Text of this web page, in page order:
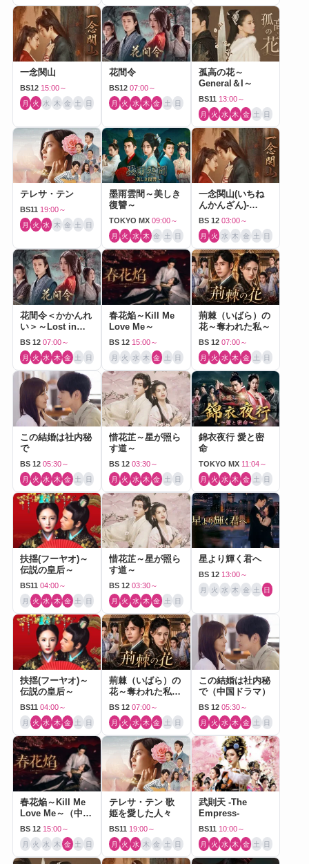
一念関山
BS12 15:00～
月 火 水 木 金 土 日
花間令
BS12 07:00～
月 火 水 木 金 土 日
孤高の花～
General＆I～
BS11 13:00～
月 火 水 木 金 土 日
テレサ・テン
BS11 19:00～
月 火 水 木 金 土 日
墨雨雲間～美しき
復讐～
TOKYO MX 09:00～
月 火 水 木 金 土 日
一念関山(いちね
んかんざん)-
Journey to Love-
BS 12 03:00～
月 火 水 木 金 土 日
花間令＜かかんれ
い＞～Lost in
Love～
BS 12 07:00～
月 火 水 木 金 土 日
春花焔～Kill Me
Love Me～
BS 12 15:00～
月 火 水 木 金 土 日
荊棘（いばら）の
花～奪われた私～
BS 12 07:00～
月 火 水 木 金 土 日
この結婚は社内秘
で
BS 12 05:30～
月 火 水 木 金 土 日
惜花芷～星が照ら
す道～
BS 12 03:30～
月 火 水 木 金 土 日
錦衣夜行 愛と密
命
TOKYO MX 11:04～
月 火 水 木 金 土 日
扶揺(フーヤオ)～
伝説の皇后～
BS11 04:00～
月 火 水 木 金 土 日
惜花芷～星が照ら
す道～
BS 12 03:30～
月 火 水 木 金 土 日
星より輝く君へ
BS 12 13:00～
月 火 水 木 金 土 日
扶揺(フーヤオ)～
伝説の皇后～
BS11 04:00～
月 火 水 木 金 土 日
荊棘（いばら）の
花～奪われた私～
（中国ドラマ）
BS 12 07:00～
月 火 水 木 金 土 日
この結婚は社内秘
で（中国ドラマ）
BS 12 05:30～
月 火 水 木 金 土 日
春花焔～Kill Me
Love Me～（中国
ドラマ）
BS 12 15:00～
月 火 水 木 金 土 日
テレサ・テン 歌
姫を愛した人々
BS11 19:00～
月 火 水 木 金 土 日
武則天 -The
Empress-
BS11 10:00～
月 火 水 木 金 土 日